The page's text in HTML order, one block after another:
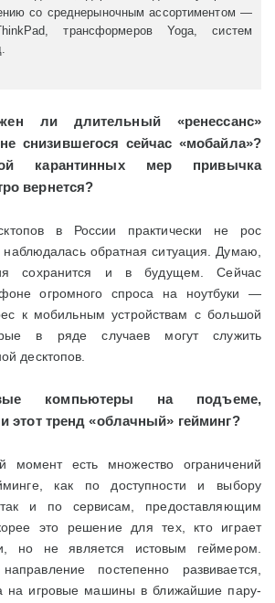
со среднерыночным ассортиментом —
трансформеров Yoga, систем
ли длительный «ренессанс»
снизившегося сейчас «мобайла»?
карантинных мер привычка
вернется?
в России практически не рос
наблюдалась обратная ситуация. Думаю,
сохранится и в будущем. Сейчас
огромного спроса на ноутбуки —
к мобильным устройствам с большой
в ряде случаев могут служить
десктопов.
компьютеры на подъеме,
этот тренд «облачный» гейминг?
момент есть множество ограничений
как по доступности и выбору
и по сервисам, предоставляющим
это решение для тех, кто играет
но не является истовым геймером.
постепенно развивается,
на игровые машины в ближайшие пару-